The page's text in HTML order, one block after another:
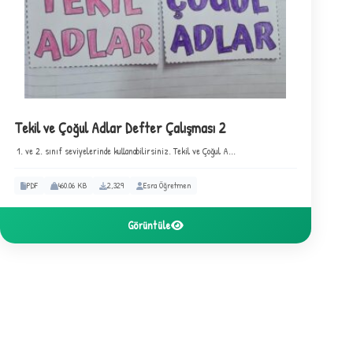
Tekil ve Çoğul Adlar Defter Çalışması 2
1. ve 2. sınıf seviyelerinde kullanabilirsiniz. Tekil ve Çoğul A...
PDF 460.06 KB 2,329 Esra Öğretmen
Görüntüle
F
×